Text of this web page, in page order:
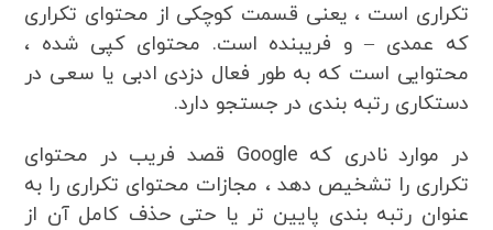
تکراری است ، یعنی قسمت کوچکی از محتوای تکراری
که عمدی – و فریبنده است. محتوای کپی شده ،
محتوایی است که به طور فعال دزدی ادبی یا سعی در
دستکاری رتبه بندی در جستجو دارد.
در موارد نادری که Google قصد فریب در محتوای
تکراری را تشخیص دهد ، مجازات محتوای تکراری را به
عنوان رتبه بندی پایین تر یا حتی حذف کامل آن از